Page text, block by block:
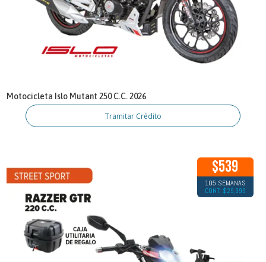
Motocicleta Islo Mutant 250 C.C. 2026
Tramitar Crédito
$539
105 SEMANAS
CONT: $29,999